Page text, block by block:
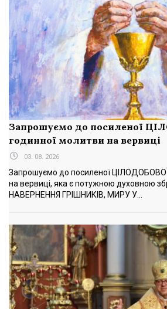
Запрошуємо до посиленої
годинної молитви на вервиці
03. 08. 2026
Запрошуємо до посиленої
на вервиці, яка є потужною духовною
НАВЕРНЕННЯ ГРІШНИКІВ, МИРУ У...